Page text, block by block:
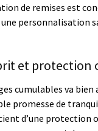
de remises est
personnalisation
et protection
cumulables va
promesse de
d’une protection